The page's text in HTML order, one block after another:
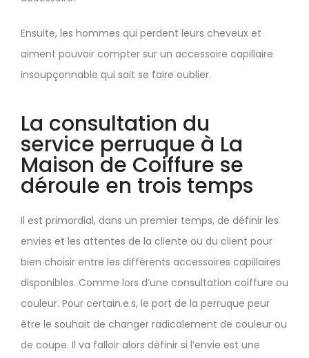
Ensuite, les hommes qui perdent leurs cheveux et
aiment pouvoir compter sur un accessoire capillaire
insoupçonnable qui sait se faire oublier.
La consultation du
service perruque à La
Maison de Coiffure se
déroule en trois temps
Il est primordial, dans un premier temps, de définir les
envies et les attentes de la cliente ou du client pour
bien choisir entre les différents accessoires capillaires
disponibles. Comme lors d’une consultation coiffure ou
couleur. Pour certain.e.s, le port de la perruque peur
être le souhait de changer radicalement de couleur ou
de coupe. Il va falloir alors définir si l’envie est une